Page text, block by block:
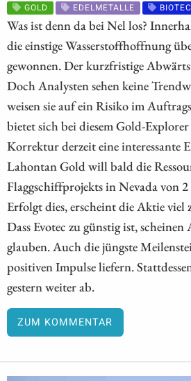
GOLD EDELMETALLE
Was ist denn da bei Nel los?
die einstige Wasserstoffhoffnung
gewonnen. Der kurzfristige
Doch Analysten sehen keine
weisen sie auf ein Risiko im
bietet sich bei diesem Gold-
Korrektur derzeit eine interessante
Lahontan Gold will bald die
Flaggschiffprojekts in Nevada von
Erfolgt dies, erscheint die Aktie viel
Dass Evotec zu günstig ist,
glauben. Auch die jüngste
positiven Impulse liefern.
gestern weiter ab.
ZUM KOMMENTAR